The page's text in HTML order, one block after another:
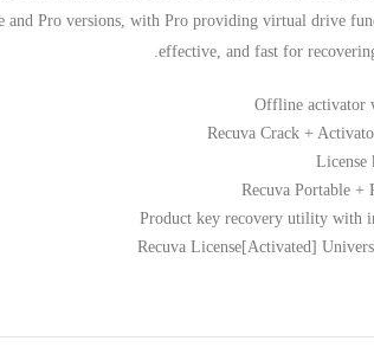
and Pro versions, with Pro providing virtual drive
effective, and fast for
Offline activator
Recuva Crack +
License
Recuva Portable
Product key recovery utility with
Recuva License[Activated]